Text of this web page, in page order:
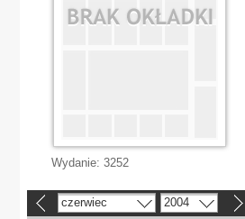
Wydanie: 3252
czerwiec 2004